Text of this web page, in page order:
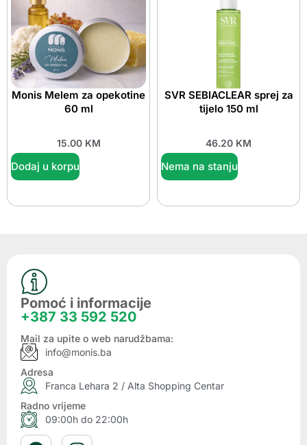
Monis Melem za opekotine
60 ml
15.00 KM
Dodaj u korpu
SVR SEBIACLEAR sprej za
tijelo 150 ml
46.20 KM
Nema na stanju
Pomoć i informacije
+387 33 592 520
Mail za upite o web narudžbama:
info@monis.ba
Adresa
Franca Lehara 2 / Alta Shopping Centar
Radno vrijeme
09:00h do 22:00h